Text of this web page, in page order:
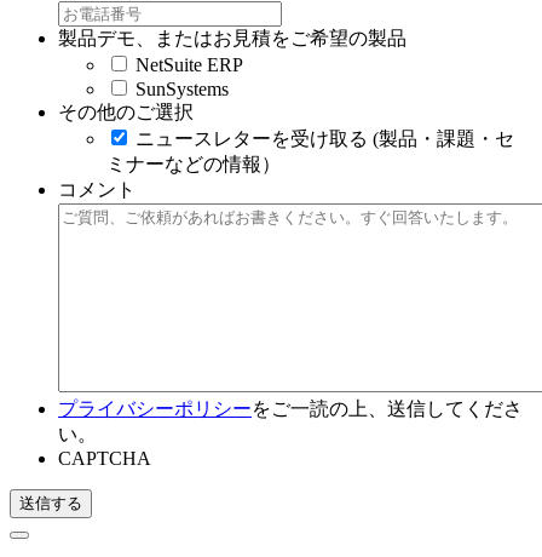
製品デモ、またはお見積をご希望の製品
NetSuite ERP
SunSystems
その他のご選択
ニュースレターを受け取る (製品・課題・セ
ミナーなどの情報）
コメント
プライバシーポリシーをご一読の上、送信してくださ
い。
CAPTCHA